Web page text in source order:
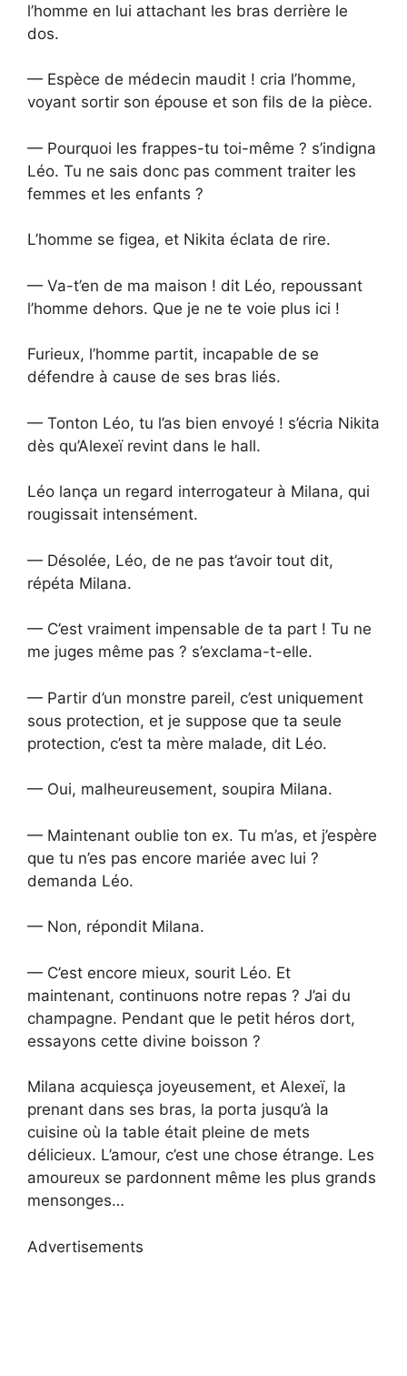
l’homme en lui attachant les bras derrière le
dos.
— Espèce de médecin maudit ! cria l’homme,
voyant sortir son épouse et son fils de la pièce.
— Pourquoi les frappes-tu toi-même ? s’indigna
Léo. Tu ne sais donc pas comment traiter les
femmes et les enfants ?
L’homme se figea, et Nikita éclata de rire.
— Va-t’en de ma maison ! dit Léo, repoussant
l’homme dehors. Que je ne te voie plus ici !
Furieux, l’homme partit, incapable de se
défendre à cause de ses bras liés.
— Tonton Léo, tu l’as bien envoyé ! s’écria Nikita
dès qu’Alexeï revint dans le hall.
Léo lança un regard interrogateur à Milana, qui
rougissait intensément.
— Désolée, Léo, de ne pas t’avoir tout dit,
répéta Milana.
— C’est vraiment impensable de ta part ! Tu ne
me juges même pas ? s’exclama-t-elle.
— Partir d’un monstre pareil, c’est uniquement
sous protection, et je suppose que ta seule
protection, c’est ta mère malade, dit Léo.
— Oui, malheureusement, soupira Milana.
— Maintenant oublie ton ex. Tu m’as, et j’espère
que tu n’es pas encore mariée avec lui ?
demanda Léo.
— Non, répondit Milana.
— C’est encore mieux, sourit Léo. Et
maintenant, continuons notre repas ? J’ai du
champagne. Pendant que le petit héros dort,
essayons cette divine boisson ?
Milana acquiesça joyeusement, et Alexeï, la
prenant dans ses bras, la porta jusqu’à la
cuisine où la table était pleine de mets
délicieux. L’amour, c’est une chose étrange. Les
amoureux se pardonnent même les plus grands
mensonges…
Advertisements